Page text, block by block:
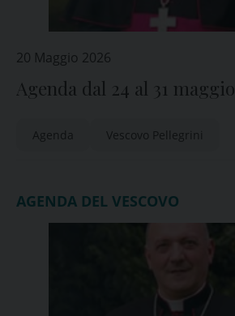
20 Maggio 2026
Agenda dal 24 al 31 maggio
Agenda Vescovo Pellegrini
AGENDA DEL VESCOVO